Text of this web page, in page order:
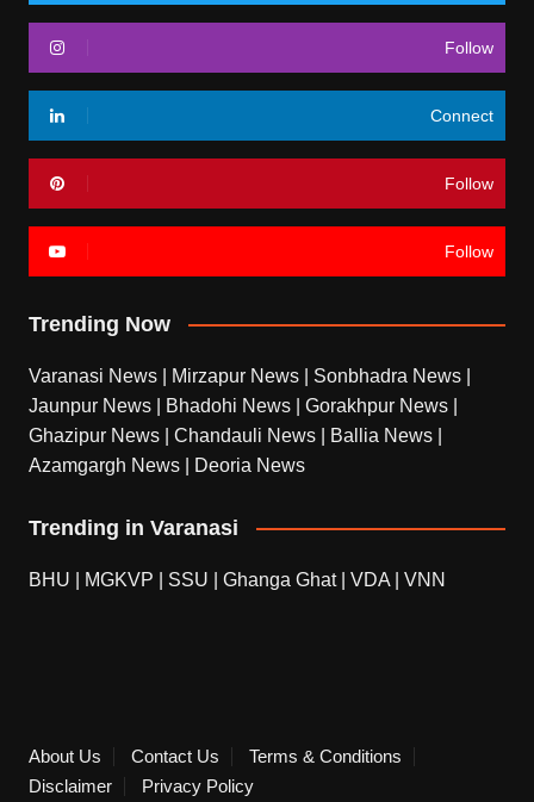
Follow
Connect
Follow
Follow
Trending Now
Varanasi News Mirzapur News Sonbhadra News
Jaunpur News
Bhadohi News Gorakhpur News
Ghazipur News
Chandauli News Ballia News
Azamgargh News
Deoria News
Trending in Varanasi
BHU MGKVP SSU Ghanga Ghat| VDA VNN
About Us Contact Us
Terms & Conditions
Disclaimer
Privacy Policy